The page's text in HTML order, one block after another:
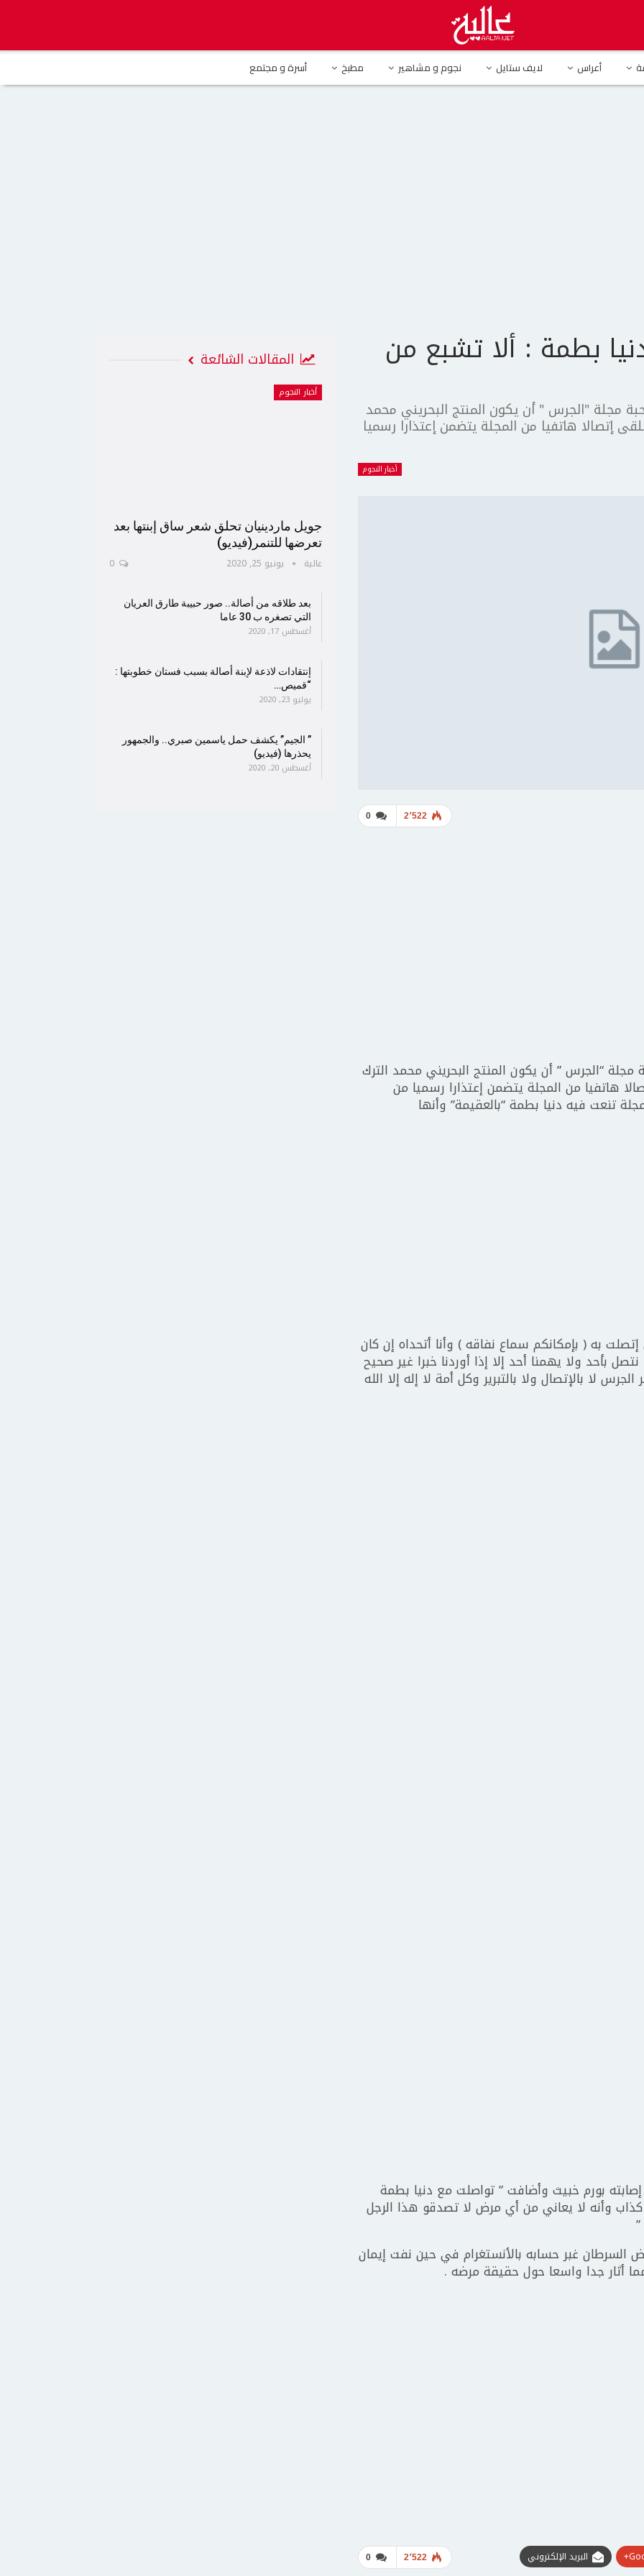
أعراس لايف ستايل نجوم و مشاهير مطبخ أسرة و مجتمع
لزوج دنيا بطمة : ألا تشبع من الكذب ؟
بطمة : ألا تشبع من
مجلة "الجرس " أن يكون المنتج البحريني محمد
إتصالا هاتفيا من المجلة يتضمن إعتذارا رسميا
أخبار النجوم
0 2٬522
مجلة “الجرس ” أن يكون المنتج البحريني محمد الترك
هاتفيا من المجلة يتضمن إعتذارا رسميا من
تنعت فيه دنيا بطمة “بالعقيمة” وأنها
به ( بإمكانكم سماع نفاقه ) وأنا أتحداه إن كان
بأحد ولا يهمنا أحد إلا إذا أوردنا خبرا غير صحيح
لا بالإتصال ولا بالتبرير وكل أمة لا إله إلا الله
بورم خبيث وأضافت ” تواصلت مع دنيا بطمة
وأنه لا يعاني من أي مرض لا تصدقو هذا الرجل
السرطان غبر حسابه بالأنستغرام في حين نفت إيمان
أثار جدا واسعا حول حقيقة مرضه .
0 2٬522 البريد الإلكتروني
المقالات الشائعة
أخبار النجوم
جويل ماردينيان تحلق شعر ساق إبنتها بعد
تعرضها للتنمر(فيديو)
عالية يونيو 25, 2020
بعد طلاقه من أصالة.. صور حبيبة طارق العريان
التي تصغره ب 30 عاما
أغسطس 17, 2020
إنتقادات لاذعة لإبنة أصالة بسبب فستان خطوبتها :
“قميص…
يوليو 23, 2020
” الجيم” يكشف حمل ياسمين صبري.. والجمهور
يحذرها (فيديو)
أغسطس 20, 2020